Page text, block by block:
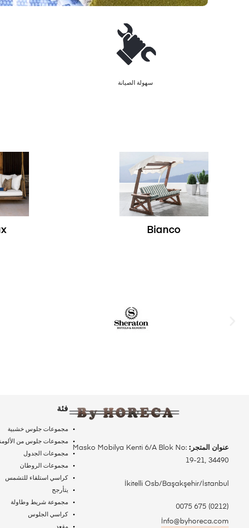
سهولة الصيانة
Bianco
عنوان المتجر: Masko Mobilya Kenti 6/A Blok No:
19-21, 34490
İkitelli Osb/Başakşehir/İstanbul
(0212) 675 0075
İnfo@byhoreca.com
فئة
مجموعات جلوس خشبية
مجموعات جلوس من
مجموعات الجدول
مجموعات الروطان
كراسي استلقاء للتشمس
يتأرجح
مجموعة شريط وطاولة
كراسي الجلوس